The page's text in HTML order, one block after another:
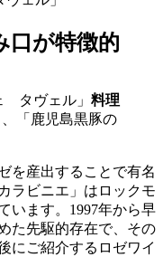
口が特徴的
タヴェル」 料理
「鹿児島黒豚の
を産出することで有名
ラビニエ」はロックモ
います。1997年から早
た先駆的存在で、その
にご紹介するロゼワイ